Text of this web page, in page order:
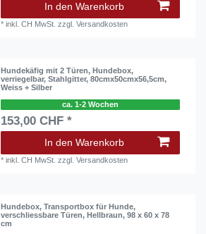
In den Warenkorb
*inkl. CH MwSt. zzgl.Versandkosten
Hundekäfig mit 2 Türen, Hundebox,
verriegelbar, Stahlgitter, 80cmx50cmx56,5cm,
Weiss + Silber
ca. 1-2 Wochen
153,00 CHF *
In den Warenkorb
*inkl. CH MwSt. zzgl.Versandkosten
Hundebox, Transportbox für Hunde,
verschliessbare Türen, Hellbraun, 98 x 60 x 78
cm